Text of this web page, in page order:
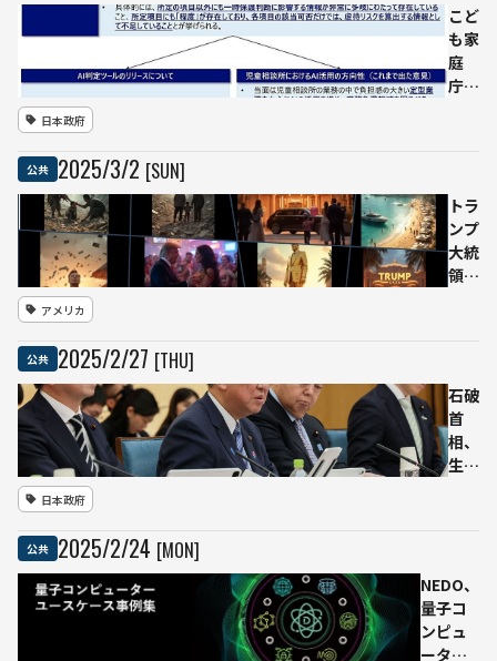
「ELIOS
3」を活
用した
下水管
こど
も家
庭
庁、
判定
シス
テム
の導
約
10
億円
投資
実用
性の
課題
浮き
日本政府
公共 2025/3/2 [SUN]
トラ
ンプ
大統
領、
の未
来像
を提
示
アメリカ
公共 2025/2/27 [THU]
石破
首
相、
生成
てデ
ータ
セン
ター
日本政府
公共 2025/2/24 [MON]
NEDO、
量子コ
ンピュ
ーター